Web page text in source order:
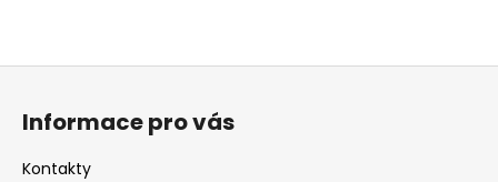
Informace pro vás
Kontakty